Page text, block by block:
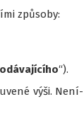
způsoby:
“).
výši. Není-